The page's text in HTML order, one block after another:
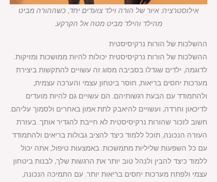
אילוסטרציה: איור של הורה וילד צועדים יחד, כשההורה מביט
מהילד והילד מביט מטה אל הקרקע.
ההשלכות של הורות נרקיסיסטית
ההשלכות של הורות נרקיסיסטית יכולות להיות ממושכות ומזיקות.
לדוגמה, ילדים שגדלו בסביבה מסוג זה עשויים להתקשות ביצירת
מערכות יחסים בריאות, חוסר ביטחון עצמי והערכה עצמית,
ולהתמודד עם הבעת רגשותיהם. הם עשויים גם להיות מועדים
לדיכאון וחרדה, ועשויים להיאבק לתת אמון באחרים ולסמוך עליהם.
חשוב לזכור שהורות נרקיסיסטית לא חייבת להגדיר אותך. בעזרת
העזרה הנכונה, תוכל ללמוד כיצד להציב גבולות בריאים ולהתמודד
עם כל השפעות שליליות מתמשכות. באמצעות טיפול, אתה יכול
ללמוד כיצד להבין ולנהל טוב יותר את הרגשות שלך, לבנות ביטחון
עצמי ולפתח מערכות יחסים בריאות יותר. עם התמיכה הנכונה,